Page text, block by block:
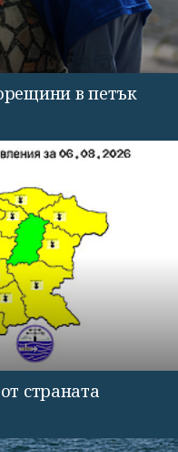
в петък
страната